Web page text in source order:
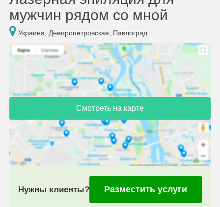
мужчин рядом со мной
Украина, Днепропетровская, Павлоград
Смотреть на карте
Нужны клиенты? Разместить услуги